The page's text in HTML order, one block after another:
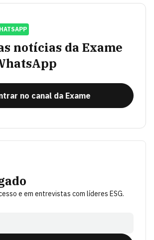
notícias da Exame
no canal da Exame
e em entrevistas com líderes ESG.